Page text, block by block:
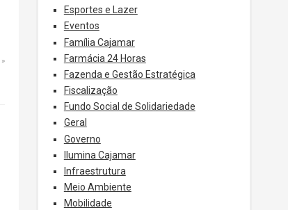
Esportes e Lazer
Eventos
Família Cajamar
Farmácia 24 Horas
Fazenda e Gestão Estratégica
Fiscalização
Fundo Social de Solidariedade
Geral
Governo
Ilumina Cajamar
Infraestrutura
Meio Ambiente
Mobilidade